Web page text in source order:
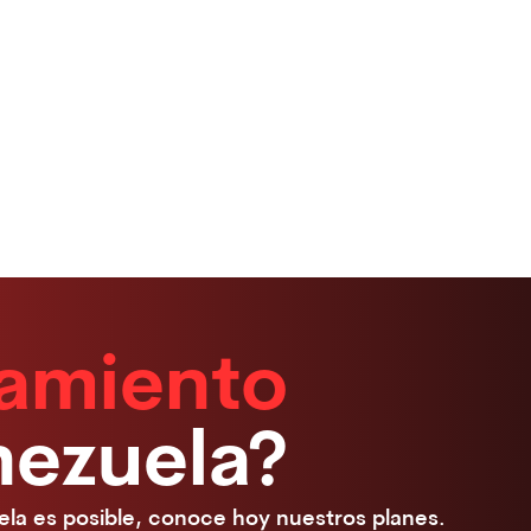
es posible, conoce hoy nuestros planes.